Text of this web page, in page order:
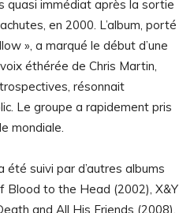
quasi immédiat après la sortie
en 2000. L’album, porté
», a marqué le début d’une
éthérée de Chris Martin,
résonnait
Le groupe a rapidement pris
mondiale.
été suivi par d’autres albums
Blood to the Head (2002), X&Y
and All His Friends (2008).